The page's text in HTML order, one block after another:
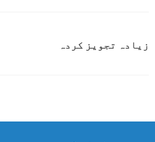
زیادہ تجویز کردہ